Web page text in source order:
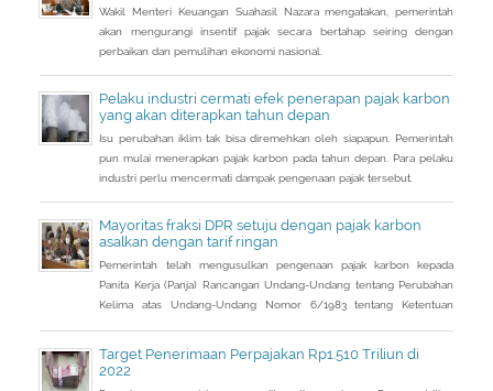
Wakil Menteri Keuangan Suahasil Nazara mengatakan, pemerintah
akan mengurangi insentif pajak secara bertahap seiring dengan
perbaikan dan pemulihan ekonomi nasional.
Pelaku industri cermati efek penerapan pajak karbon
yang akan diterapkan tahun depan
Isu perubahan iklim tak bisa diremehkan oleh siapapun. Pemerintah
pun mulai menerapkan pajak karbon pada tahun depan. Para pelaku
industri perlu mencermati dampak pengenaan pajak tersebut.
Mayoritas fraksi DPR setuju dengan pajak karbon
asalkan dengan tarif ringan
Pemerintah telah mengusulkan pengenaan pajak karbon kepada
Panita Kerja (Panja) Rancangan Undang-Undang tentang Perubahan
Kelima atas Undang-Undang Nomor 6/1983 tentang Ketentuan
Target Penerimaan Perpajakan Rp1.510 Triliun di
2022